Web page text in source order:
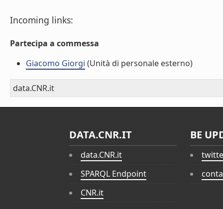
Incoming links:
Partecipa a commessa
Giacomo Giorgi (Unità di personale esterno)
data.CNR.it
DATA.CNR.IT
data.CNR.it
SPARQL Endpoint
CNR.it
BE